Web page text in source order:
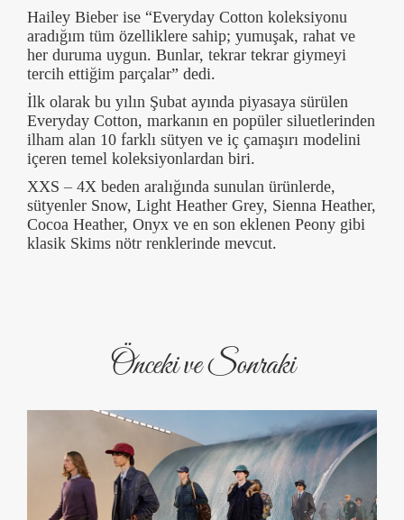
Hailey Bieber ise “Everyday Cotton koleksiyonu
aradığım tüm özelliklere sahip; yumuşak, rahat ve
her duruma uygun. Bunlar, tekrar tekrar giymeyi
tercih ettiğim parçalar” dedi.
İlk olarak bu yılın Şubat ayında piyasaya sürülen
Everyday Cotton, markanın en popüler siluetlerinden
ilham alan 10 farklı sütyen ve iç çamaşırı modelini
içeren temel koleksiyonlardan biri.
XXS – 4X beden aralığında sunulan ürünlerde,
sütyenler Snow, Light Heather Grey, Sienna Heather,
Cocoa Heather, Onyx ve en son eklenen Peony gibi
klasik Skims nötr renklerinde mevcut.
Önceki ve Sonraki